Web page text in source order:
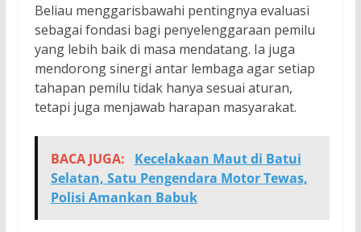
Beliau menggarisbawahi pentingnya evaluasi
sebagai fondasi bagi penyelenggaraan pemilu
yang lebih baik di masa mendatang. Ia juga
mendorong sinergi antar lembaga agar setiap
tahapan pemilu tidak hanya sesuai aturan,
tetapi juga menjawab harapan masyarakat.
BACA JUGA:
Kecelakaan Maut di Batui
Selatan, Satu Pengendara Motor Tewas,
Polisi Amankan Babuk